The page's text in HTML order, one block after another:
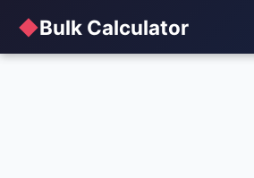
◆Bulk Calculator